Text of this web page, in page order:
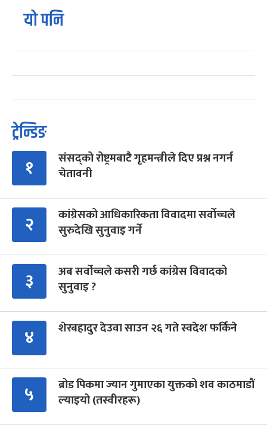
यो पनि
ट्रेन्डिङ
१
संसद्को रोष्ट्रमबाटै गृहमन्त्रीले दिए प्रश्न नगर्न
चेतावनी
२
कांग्रेसको आधिकारिकता विवादमा सर्वोच्चले
सुरुदेखि सुनुवाइ गर्ने
३
अब सर्वोच्चले कसरी गर्छ कांग्रेस विवादको
सुनुवाइ ?
४ शेरबहादुर देउवा साउन २६ गते स्वदेश फर्किने
५
ब्रोड पिकमा ज्यान गुमाएका युक्तको शव काठमाडौं
ल्याइयो (तस्वीरहरू)